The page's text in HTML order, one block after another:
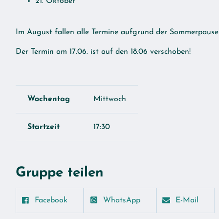
Im August fallen alle Termine aufgrund der
Der Termin am 17.06. ist auf den 18.06 verschoben!
Wochentag Mittwoch
Startzeit 17:30
Gruppe teilen
Facebook WhatsApp E-Mail